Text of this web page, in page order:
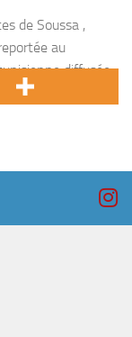
de Soussa ,
au
diffusée